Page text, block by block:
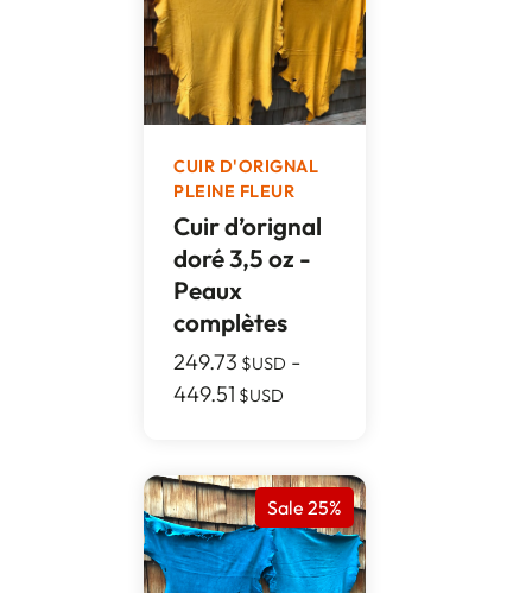
CUIR D'ORIGNAL
PLEINE FLEUR
Cuir d’orignal
doré 3,5 oz -
Peaux
complètes
249.73 $USD -
449.51 $USD
Sale 25%